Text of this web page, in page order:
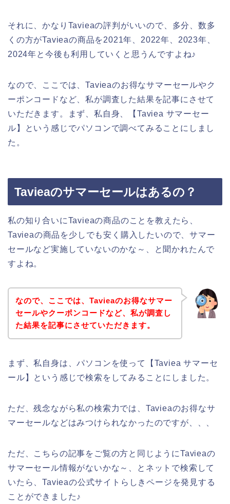
それに、かなりTavieaの評判がいいので、多分、数多
くの方がTavieaの商品を2021年、2022年、2023年、
2024年と今後も利用していくと思うんですよね♪
なので、ここでは、Tavieaのお得なサマーセールやク
ーポンコードなど、私が調査した結果を記事にさせて
いただきます。まず、私自身、【Taviea サマーセー
ル】という感じでパソコンで調べてみることにしまし
た。
Tavieaのサマーセールはあるの？
私の知り合いにTavieaの商品のことを教えたら、
Tavieaの商品を少しでも安く購入したいので、サマー
セールなど実施していないのかな～、と聞かれたんで
すよね。
なので、ここでは、Tavieaのお得なサマー
セールやクーポンコードなど、私が調査し
た結果を記事にさせていただきます。
まず、私自身は、パソコンを使って【Taviea サマーセ
ール】という感じで検索をしてみることにしました。
ただ、残念ながら私の検索力では、Tavieaのお得なサ
マーセールなどはみつけられなかったのですが、、、
ただ、こちらの記事をご覧の方と同じようにTavieaの
サマーセール情報がないかな～、とネットで検索して
いたら、Tavieaの公式サイトらしきページを発見する
ことができました♪